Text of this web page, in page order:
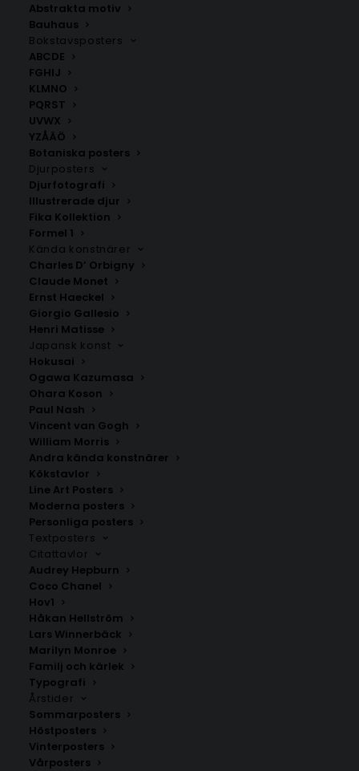
Abstrakta motiv
Bauhaus
Bokstavsposters
ABCDE
FGHIJ
KLMNO
PQRST
UVWX
YZÅÄÖ
Botaniska posters
Djurposters
Djurfotografi
Illustrerade djur
Fika Kollektion
Formel 1
Kända konstnärer
Charles D’ Orbigny
Claude Monet
Ernst Haeckel
Giorgio Gallesio
Henri Matisse
Japansk konst
Hokusai
Ogawa Kazumasa
Ohara Koson
Paul Nash
Vincent van Gogh
William Morris
Andra kända konstnärer
Kökstavlor
Line Art Posters
Moderna posters
Personliga posters
Textposters
Citattavlor
Audrey Hepburn
Coco Chanel
Hov1
Håkan Hellström
Lars Winnerbäck
Marilyn Monroe
Familj och kärlek
Typografi
Årstider
Sommarposters
Höstposters
Vinterposters
Vårposters
Boxholm
Fr.200.00
Fornåsa
Fr.200.00